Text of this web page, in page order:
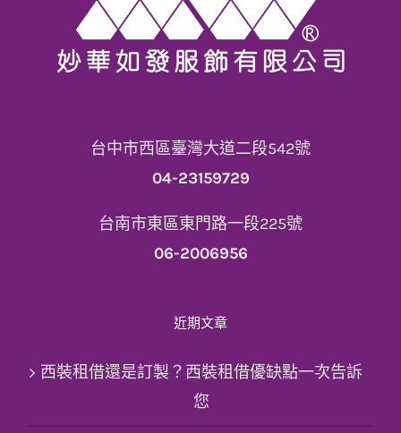
台中市西區臺灣大道二段542號
04-23159729
台南市東區東門路一段225號
06-2006956
近期文章
西裝租借還是訂製？西裝租借優缺點一次告訴
您